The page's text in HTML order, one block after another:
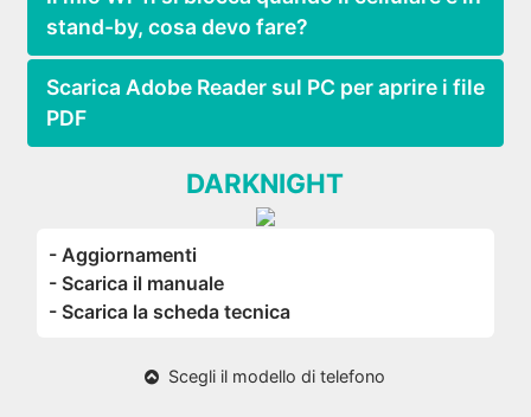
stand-by, cosa devo fare?
Scarica Adobe Reader sul PC per aprire i file
PDF
DARKNIGHT
- Aggiornamenti
- Scarica il manuale
- Scarica la scheda tecnica
Scegli il modello di telefono